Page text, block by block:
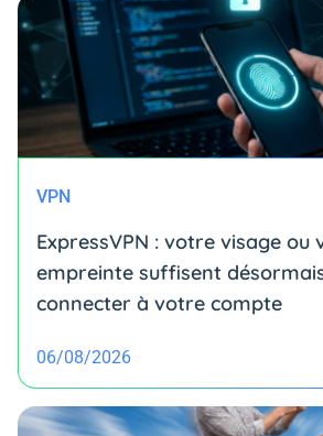
VPN
ExpressVPN : votre visage ou
empreinte suffisent
connecter à votre compte
06/08/2026